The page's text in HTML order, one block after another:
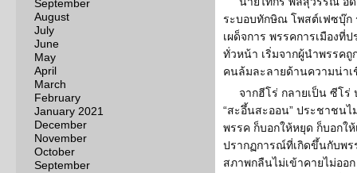
September
August
July
June
May
April
March
February
January 2021
December
November
October
September
ระบอบทักษิณ โพสต์เฟซบุ๊ก
เผด็จการ พรรคการเมืองที่
ทั่วหน้า เริ่มจากผู้นำพรรค
คนล้มละลายด้านความน่าเ
จากฮีโร่ กลายเป็น ซีโร่
“สะอึ้นสะออน” ประชาชน
พรรค ก็บอกให้หยุด ก็บอกใ
ปรากฏการณ์ที่เกิดขึ้นกับพร
สภาพกลืนไม่เข้าคายไม่ออ